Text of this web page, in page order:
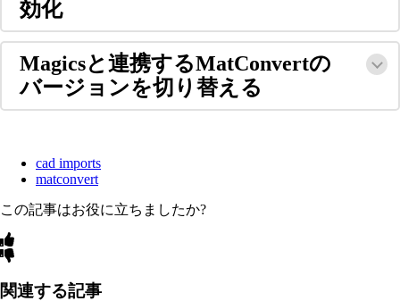
効化
Magicsと連携するMatConvertの
バージョンを切り替える
cad imports
matconvert
この記事はお役に立ちましたか?
関連する記事